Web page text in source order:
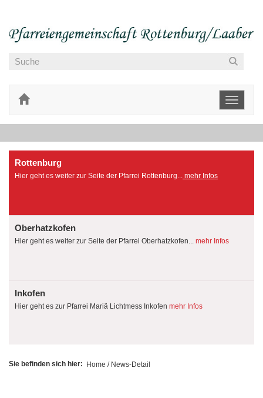
Toggle
Rottenburg
Hier geht es weiter zur Seite der Pfarrei Rottenburg... mehr Infos
Oberhatzkofen
Hier geht es weiter zur Seite der Pfarrei Oberhatzkofen... mehr Infos
Inkofen
Hier geht es zur Pfarrei Mariä Lichtmess Inkofen mehr Infos
Sie befinden sich hier: Home / News-Detail